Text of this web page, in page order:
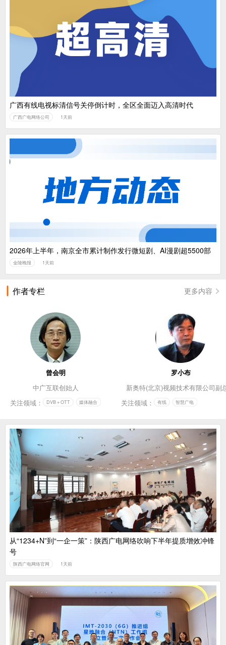
广西有线电视标清信号关停倒计时，全区全面迈入高清时代
广西广电网络公司 1天前
2026年上半年，南京全市累计制作发行微短剧、AI漫剧超5500部
金陵晚报 1天前
作者专栏 更多内容
曾会明
中广互联创始人
关注领域：
DVB＋OTT 媒体融合
罗小布
新奥特(北京)视频技术有限公司副
关注领域：
有线 智慧广电
从“1234+N”到“一企一策”：陕西广电网络吹响下半年提质增效冲锋
号
陕西广电网络官网 1天前